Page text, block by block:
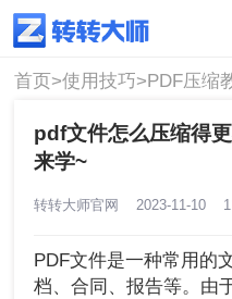
使用技巧
首页>使用技巧>PDF压缩
pdf文件怎么压缩得
来学~
转转大师官网 2023-11-10
PDF文件是一种常用的
档、合同、报告等。由